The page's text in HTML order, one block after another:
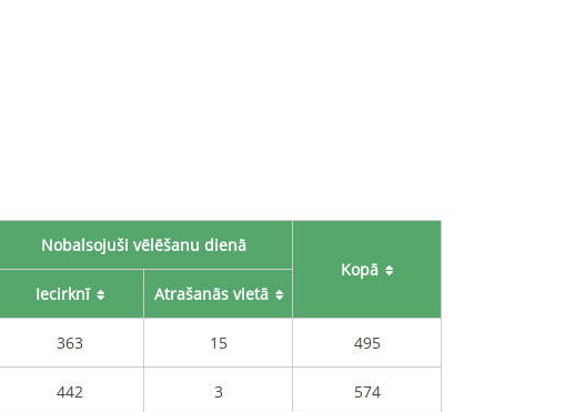
Nobalsojuši vēlēšanu dienā
Kopā
Iecirknī Atrašanās vietā
363 15 495
442 3 574